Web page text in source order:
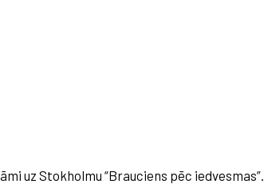
uz Stokholmu “Brauciens pēc iedvesmas”.